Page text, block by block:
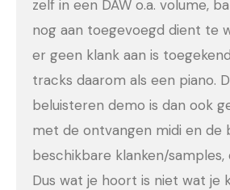
zelf in een DAW o.a. volume,
nog aan toegevoegd dient te
er geen klank aan is
tracks daarom als een piano.
beluisteren demo is dan ook
met de ontvangen midi en de
beschikbare klanken/samples,
Dus wat je hoort is niet wat je